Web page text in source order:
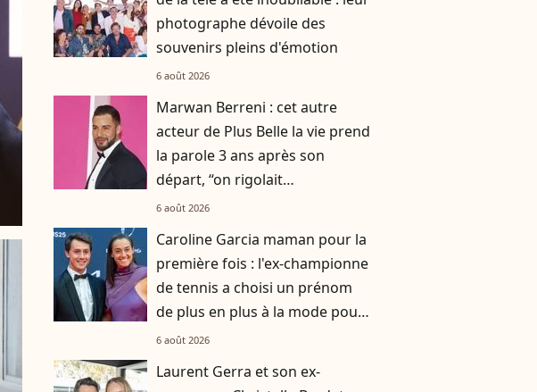
photographe dévoile des
souvenirs pleins d'émotion
6 août 2026
Marwan Berreni : cet autre
acteur de Plus Belle la vie prend
la parole 3 ans après son
départ, “on rigolait
énormément, on se prenait la
6 août 2026
Caroline Garcia maman pour la
première fois : l'ex-championne
de tennis a choisi un prénom
de plus en plus à la mode pour
son fils
6 août 2026
Laurent Gerra et son ex-